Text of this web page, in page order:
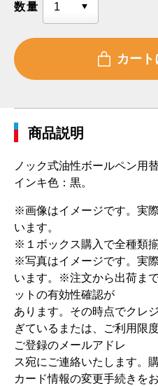
数量
商品説明
ノック式油性ボールペン用
インキ色：黒。
※画像はイメージです。実
います。
※１ボックス購入で全種類揃
※写真はイメージです。実
います。 ※注文から出荷ま
ットの有効性確認が
あります。その時点でクレ
ぎているまたは、ご利用限
ご登録のメールアドレ
ス宛にご連絡いたします。
カード情報の変更手続きを